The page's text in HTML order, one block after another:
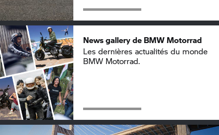
News gallery de BMW Motorrad
Les dernières actualités du monde
BMW Motorrad.